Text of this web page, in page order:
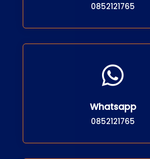
0852121765

Whatsapp
0852121765